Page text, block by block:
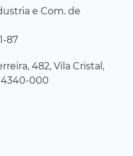
e Com. de
87
482, Vila Cristal,
000